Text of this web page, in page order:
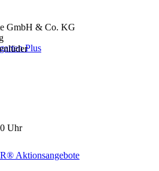
Plus
Aktionsangebote
GmbH & Co. KG
Uhr